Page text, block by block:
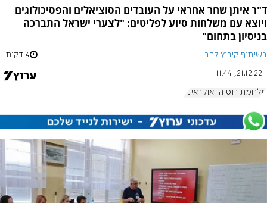
ד"ר איתן שחר אחראי על העובדים הסוציאלים והפסיכולוגים
ויוצא עם משלחות סיוע לפליטים: "לצערי ישראל התברכה
בניסיון בתחום"
בשיתוף קיבוץ להב 4 דקות
21.12.22, 11:44
מלחמת רוסיה-אוקראינה